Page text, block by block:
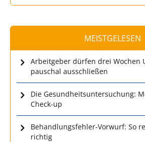
MEISTGELESEN
Arbeitgeber dürfen drei Wochen
pauschal ausschließen
Die Gesundheitsuntersuchung:
Check-up
Behandlungsfehler-Vorwurf: So
richtig